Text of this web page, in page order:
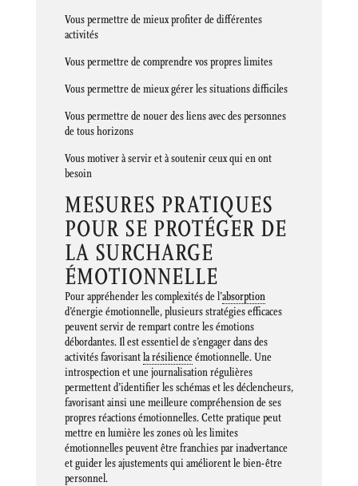
Vous permettre de mieux profiter de différentes
activités
Vous permettre de comprendre vos propres limites
Vous permettre de mieux gérer les situations difficiles
Vous permettre de nouer des liens avec des personnes
de tous horizons
Vous motiver à servir et à soutenir ceux qui en ont
besoin
MESURES PRATIQUES
POUR SE PROTÉGER DE
LA SURCHARGE
ÉMOTIONNELLE
Pour appréhender les complexités de l’absorption
d’énergie émotionnelle, plusieurs stratégies efficaces
peuvent servir de rempart contre les émotions
débordantes. Il est essentiel de s’engager dans des
activités favorisantla résilienceémotionnelle. Une
introspection et une journalisation régulières
permettent d’identifier les schémas et les déclencheurs,
favorisant ainsi une meilleure compréhension de ses
propres réactions émotionnelles. Cette pratique peut
mettre en lumière les zones où les limites
émotionnelles peuvent être franchies par inadvertance
et guider les ajustements qui améliorent le bien-être
personnel.